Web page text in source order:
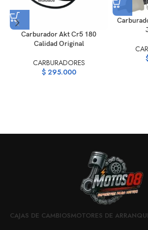
Carburador Akt Cr5 180
Calidad Original
CARBURADORES
$295.000
CAJAS DE CAMBIOSMOTORES DE